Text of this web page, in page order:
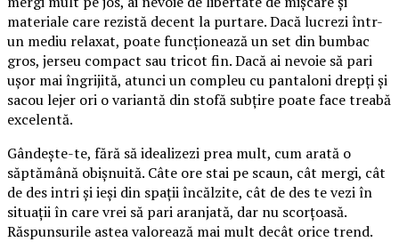
materiale care rezistă decent la purtare. Dacă lucrezi într-
un mediu relaxat, poate funcționează un set din bumbac
gros, jerseu compact sau tricot fin. Dacă ai nevoie să pari
ușor mai îngrijită, atunci un compleu cu pantaloni drepți și
sacou lejer ori o variantă din stofă subțire poate face treabă
excelentă.
Gândește-te, fără să idealizezi prea mult, cum arată o
săptămână obișnuită. Câte ore stai pe scaun, cât mergi, cât
de des intri și ieși din spații încălzite, cât de des te vezi în
situații în care vrei să pari aranjată, dar nu scorțoasă.
Răspunsurile astea valorează mai mult decât orice trend.